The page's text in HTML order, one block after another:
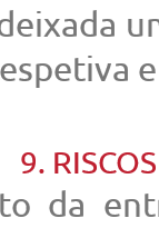
9.
da